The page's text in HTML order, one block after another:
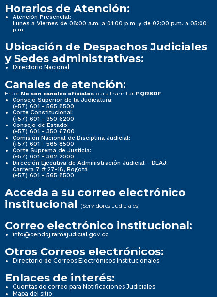
Horarios de Atención:
Atención Presencial:
Lunes a Viernes de 08:00 a.m. a 01:00 p.m. y de 02:00 p.m. a 05:00
p.m.
Ubicación de Despachos Judiciales
y Sedes administrativas:
Directorio Nacional
Canales de atención:
Estos No son canales oficiales para tramitar PQRSDF
Consejo Superior de la Judicatura:
(+57) 601 - 565 8500
Corte Constitucional:
(+57) 601 - 350 6200
Consejo de Estado:
(+57) 601 - 350 6700
Comisión Nacional de Disciplina Judicial:
(+57) 601 - 565 8500
Corte Suprema de Justicia:
(+57) 601 - 362 2000
Dirección Ejecutiva de Administración Judicial - DEAJ:
Carrera 7 # 27-18, Bogotá
(+57) 601 - 565 8500
Acceda a su correo electrónico
institucional (Servidores Judiciales)
Correo electrónico institucional:
info@cendoj.ramajudicial.gov.co
Otros Correos electrónicos:
Directorio de Correos Electrónicos Institucionales
Enlaces de interés:
Cuentas de correo para Notificaciones Judiciales
Mapa del sitio